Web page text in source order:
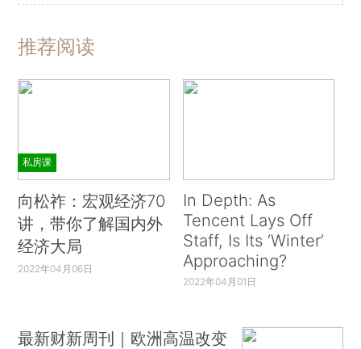
推荐阅读
私房课
向松祚：宏观经济70
讲，带你了解国内外
经济大局
2022年04月06日
In Depth: As
Tencent Lays Off
Staff, Is Its ‘Winter’
Approaching?
2022年04月01日
最新财新周刊｜欧洲高温改变